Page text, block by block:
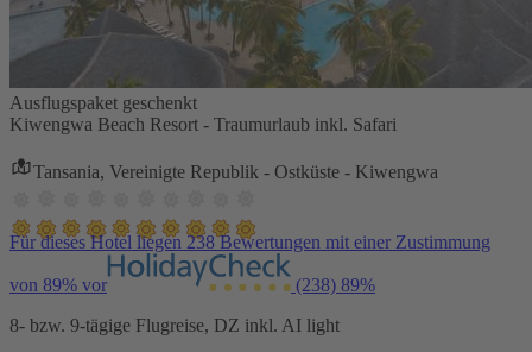
Ausflugspaket geschenkt
Kiwengwa Beach Resort - Traumurlaub inkl. Safari
Tansania, Vereinigte Republik - Ostküste - Kiwengwa
Für dieses Hotel liegen 238 Bewertungen mit einer Zustimmung
von 89% vor (238) 89%
8- bzw. 9-tägige Flugreise, DZ inkl. AI light